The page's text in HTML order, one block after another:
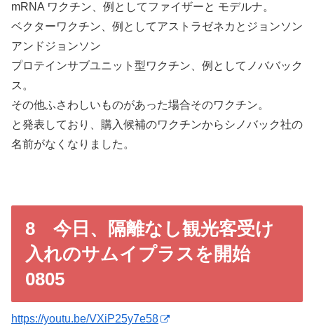
mRNA ワクチン、例としてファイザーと モデルナ。
ベクターワクチン、例としてアストラゼネカとジョンソン
アンドジョンソン
プロテインサブユニット型ワクチン、例としてノババック
ス。
その他ふさわしいものがあった場合そのワクチン。
と発表しており、購入候補のワクチンからシノバック社の
名前がなくなりました。
8 今日、隔離なし観光客受け
入れのサムイプラスを開始
0805
https://youtu.be/VXiP25y7e58